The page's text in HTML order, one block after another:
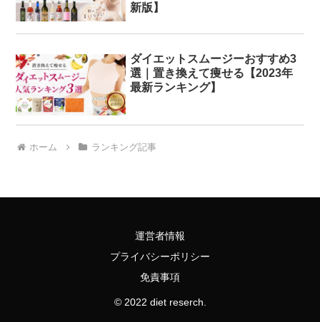
新版】
ダイエットスムージーおすすめ3
選｜置き換えて痩せる【2023年
最新ランキング】
ホーム ランキング記事
運営者情報
プライバシーポリシー
免責事項
© 2022 diet reserch.